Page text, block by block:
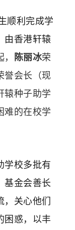
顺利完成学
由香港轩辕
陈丽冰荣
誉会长（现
辕种子助学
难的在校学
学校多批有
基金会善长
，关心他们
困惑，以丰